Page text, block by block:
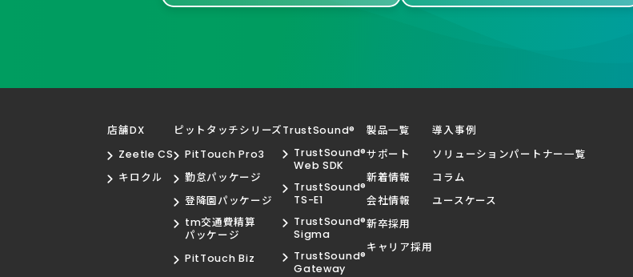
店舗DX
Zeetle CS
キロクル
ピットタッチシリーズ
PitTouch Pro3
勤怠パッケージ
登降園パッケージ
tm交通費精算
パッケージ
PitTouch Biz
TrustSound®
TrustSound®
Web SDK
TrustSound®
TS-E1
TrustSound®
Sigma
TrustSound®
Gateway
製品一覧
サポート
新着情報
会社情報
新卒採用
キャリア採用
導入事例
ソリューションパートナー一覧
コラム
ユースケース